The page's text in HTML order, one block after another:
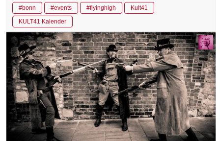
#bonn #events #flyinghigh
Kult41
KULT41 Kalender